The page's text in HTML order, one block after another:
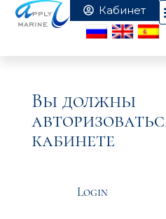
Вы должны
кабинете
Login